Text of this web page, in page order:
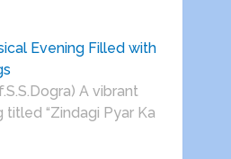
Evening Filled with
A vibrant
titled “Zindagi Pyar Ka